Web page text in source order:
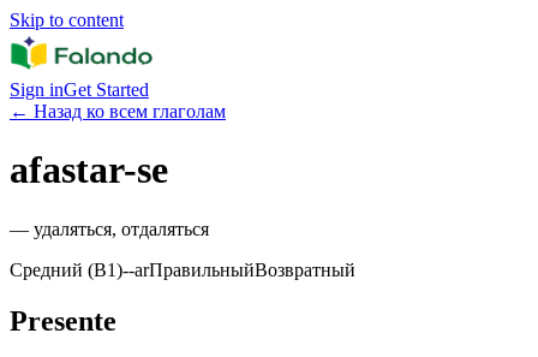
Skip to content
Sign inGet Started
← Назад ко всем глаголам
afastar-se
— удаляться, отдаляться
Средний (B1)--arПравильныйВозвратный
Presente